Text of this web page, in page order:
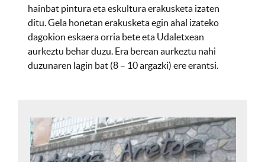
hainbat pintura eta eskultura erakusketa izaten
ditu. Gela honetan erakusketa egin ahal izateko
dagokion eskaera orria bete eta Udaletxean
aurkeztu behar duzu. Era berean aurkeztu nahi
duzunaren lagin bat (8 – 10 argazki) ere erantsi.